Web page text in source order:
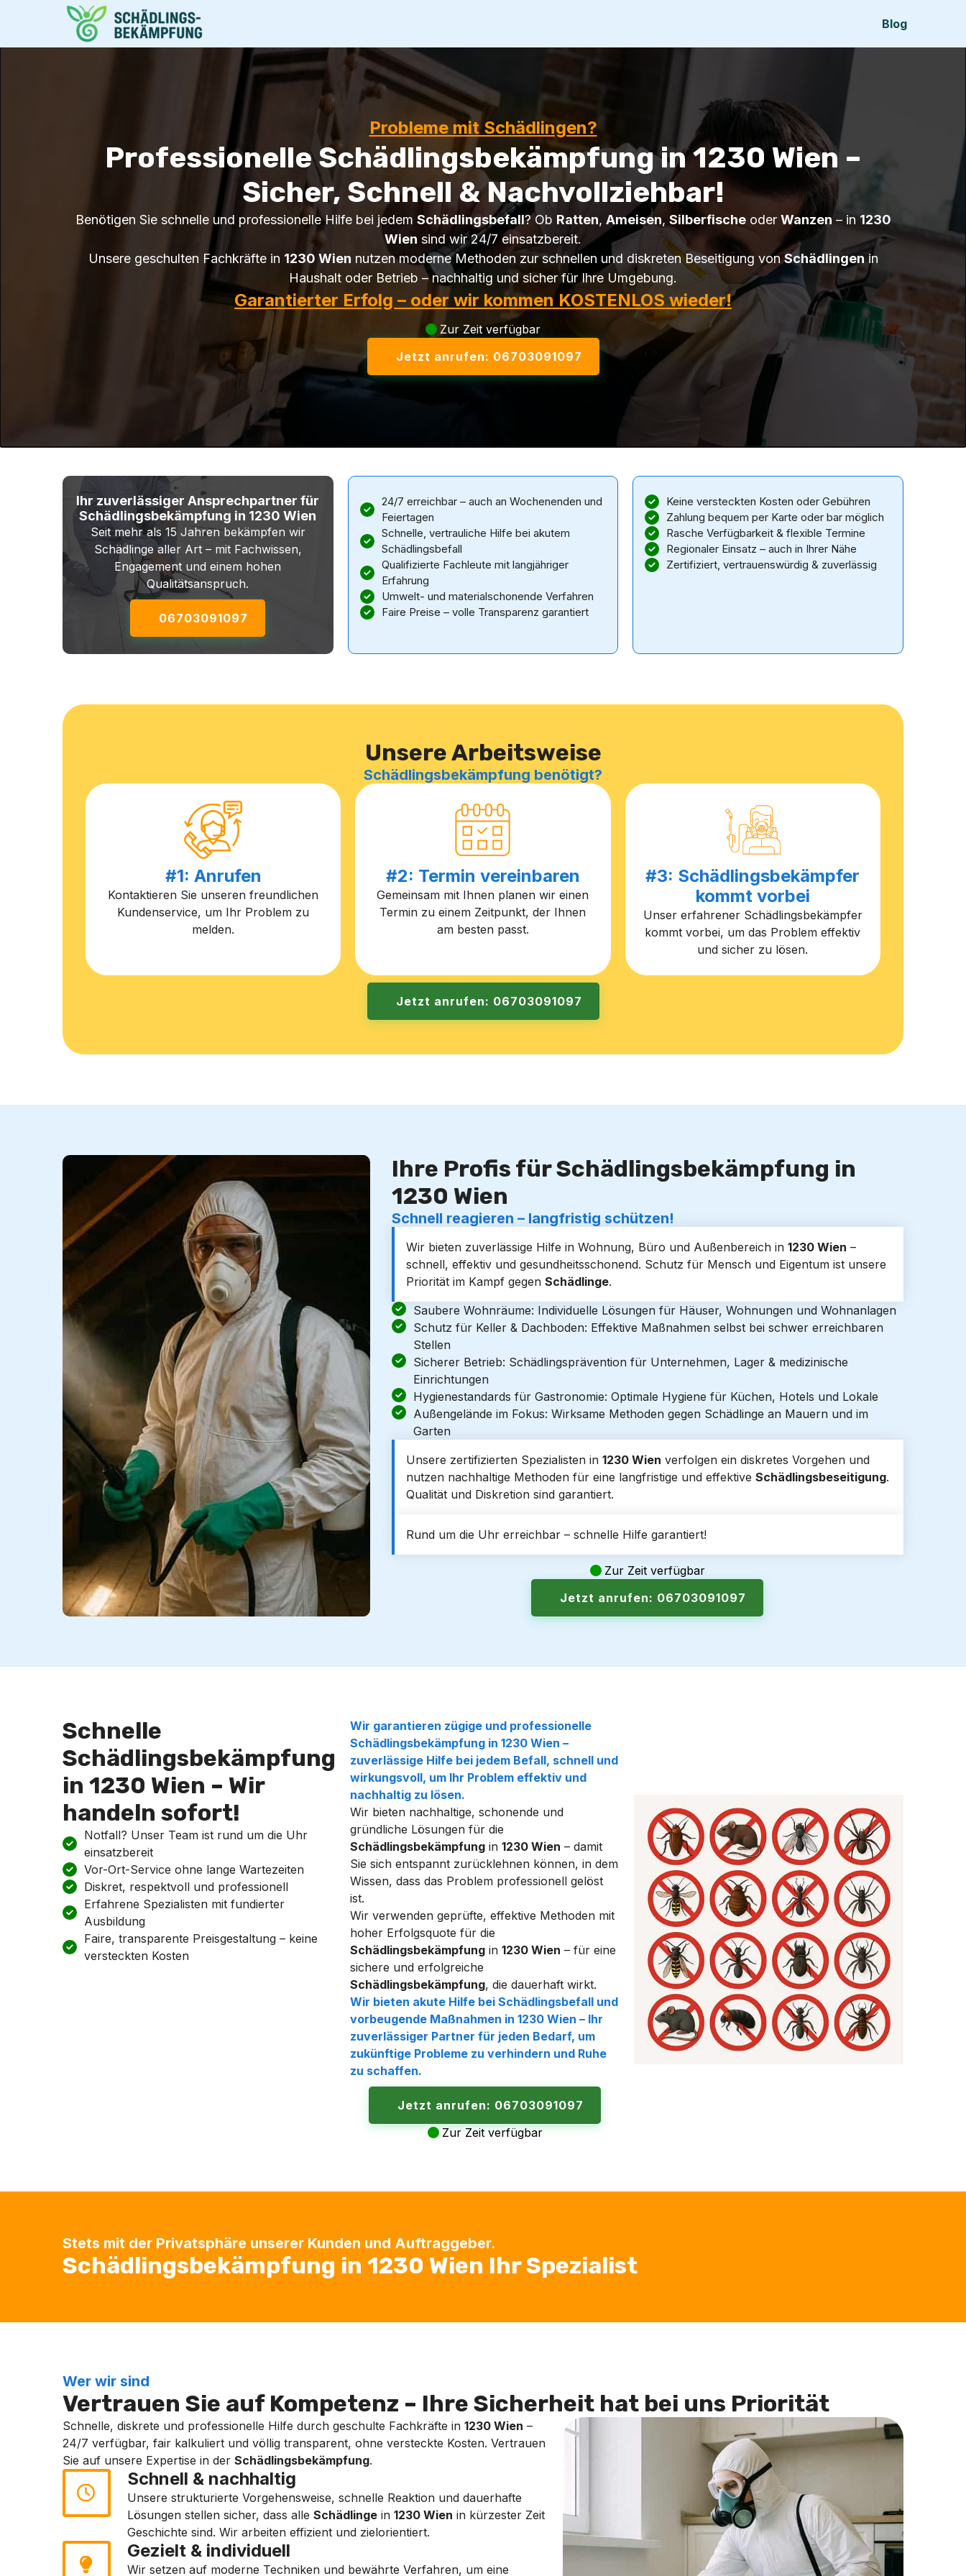
Blog
Probleme mit Schädlingen?
Professionelle Schädlingsbekämpfung in 1230 Wien –
Sicher, Schnell & Nachvollziehbar!
Benötigen Sie schnelle und professionelle Hilfe bei jedem Schädlingsbefall? Ob Ratten, Ameisen, Silberfischeoder Wanzen – in 1230
Wien sind wir 24/7 einsatzbereit.
Unsere geschulten Fachkräfte in 1230 Wien nutzen moderne Methoden zur schnellen und diskreten Beseitigung vonSchädlingenin
Haushalt oder Betrieb – nachhaltig und sicher für Ihre Umgebung.
Garantierter Erfolg – oder wir kommen KOSTENLOS wieder!
Zur Zeit verfügbar
Jetzt anrufen: 06703091097
Ihr zuverlässiger Ansprechpartner für
Schädlingsbekämpfung in 1230 Wien
Seit mehr als 15 Jahren bekämpfen wir
Schädlinge aller Art – mit Fachwissen,
Engagement und einem hohen
Qualitätsanspruch.
06703091097
24/7 erreichbar – auch an Wochenenden und
Feiertagen
Schnelle, vertrauliche Hilfe bei akutem
Schädlingsbefall
Qualifizierte Fachleute mit langjähriger
Erfahrung
Umwelt- und materialschonende Verfahren
Faire Preise – volle Transparenz garantiert
Keine versteckten Kosten oder Gebühren
Zahlung bequem per Karte oder bar möglich
Rasche Verfügbarkeit & flexible Termine
Regionaler Einsatz – auch in Ihrer Nähe
Zertifiziert, vertrauenswürdig & zuverlässig
Unsere Arbeitsweise
Schädlingsbekämpfung benötigt?
#1: Anrufen
Kontaktieren Sie unseren freundlichen
Kundenservice, um Ihr Problem zu
melden.
#2: Termin vereinbaren
Gemeinsam mit Ihnen planen wir einen
Termin zu einem Zeitpunkt, der Ihnen
am besten passt.
#3: Schädlingsbekämpfer
kommt vorbei
Unser erfahrener Schädlingsbekämpfer
kommt vorbei, um das Problem effektiv
und sicher zu lösen.
Jetzt anrufen: 06703091097
Ihre Profis für Schädlingsbekämpfung in
1230 Wien
Schnell reagieren – langfristig schützen!
Wir bieten zuverlässige Hilfe in Wohnung, Büro und Außenbereich in 1230 Wien –
schnell, effektiv und gesundheitsschonend. Schutz für Mensch und Eigentum ist unsere
Priorität im Kampf gegen Schädlinge.
Saubere Wohnräume: Individuelle Lösungen für Häuser, Wohnungen und Wohnanlagen
Schutz für Keller & Dachboden: Effektive Maßnahmen selbst bei schwer erreichbaren
Stellen
Sicherer Betrieb: Schädlingsprävention für Unternehmen, Lager & medizinische
Einrichtungen
Hygienestandards für Gastronomie: Optimale Hygiene für Küchen, Hotels und Lokale
Außengelände im Fokus: Wirksame Methoden gegen Schädlinge an Mauern und im
Garten
Unsere zertifizierten Spezialisten in 1230 Wien verfolgen ein diskretes Vorgehen und
nutzen nachhaltige Methoden für eine langfristige und effektive Schädlingsbeseitigung.
Qualität und Diskretion sind garantiert.
Rund um die Uhr erreichbar – schnelle Hilfe garantiert!
Zur Zeit verfügbar
Jetzt anrufen: 06703091097
Schnelle
Schädlingsbekämpfung
in 1230 Wien – Wir
handeln sofort!
Notfall? Unser Team ist rund um die Uhr
einsatzbereit
Vor-Ort-Service ohne lange Wartezeiten
Diskret, respektvoll und professionell
Erfahrene Spezialisten mit fundierter
Ausbildung
Faire, transparente Preisgestaltung – keine
versteckten Kosten
Wir garantieren zügige und professionelle
Schädlingsbekämpfung in 1230 Wien –
zuverlässige Hilfe bei jedem Befall, schnell und
wirkungsvoll, um Ihr Problem effektiv und
nachhaltig zu lösen.
Wir bieten nachhaltige, schonende und
gründliche Lösungen für die
Schädlingsbekämpfung in 1230 Wien – damit
Sie sich entspannt zurücklehnen können, in dem
Wissen, dass das Problem professionell gelöst
ist.
Wir verwenden geprüfte, effektive Methoden mit
hoher Erfolgsquote für die
Schädlingsbekämpfung in 1230 Wien – für eine
sichere und erfolgreiche
Schädlingsbekämpfung, die dauerhaft wirkt.
Wir bieten akute Hilfe bei Schädlingsbefall und
vorbeugende Maßnahmen in 1230 Wien – Ihr
zuverlässiger Partner für jeden Bedarf, um
zukünftige Probleme zu verhindern und Ruhe
zu schaffen.
Jetzt anrufen: 06703091097
Zur Zeit verfügbar
Stets mit der Privatsphäre unserer Kunden und Auftraggeber.
Schädlingsbekämpfung in 1230 Wien Ihr Spezialist
Wer wir sind
Vertrauen Sie auf Kompetenz – Ihre Sicherheit hat bei uns Priorität
Schnelle, diskrete und professionelle Hilfe durch geschulte Fachkräfte in 1230 Wien –
24/7 verfügbar, fair kalkuliert und völlig transparent, ohne versteckte Kosten. Vertrauen
Sie auf unsere Expertise in der Schädlingsbekämpfung.
Schnell & nachhaltig
Unsere strukturierte Vorgehensweise, schnelle Reaktion und dauerhafte
Lösungen stellen sicher, dass alle Schädlinge in 1230 Wien in kürzester Zeit
Geschichte sind. Wir arbeiten effizient und zielorientiert.
Gezielt & individuell
Wir setzen auf moderne Techniken und bewährte Verfahren, um eine